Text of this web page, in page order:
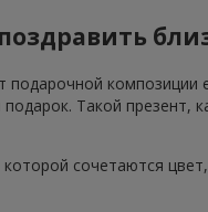
композиции
Такой презент,
сочетаются